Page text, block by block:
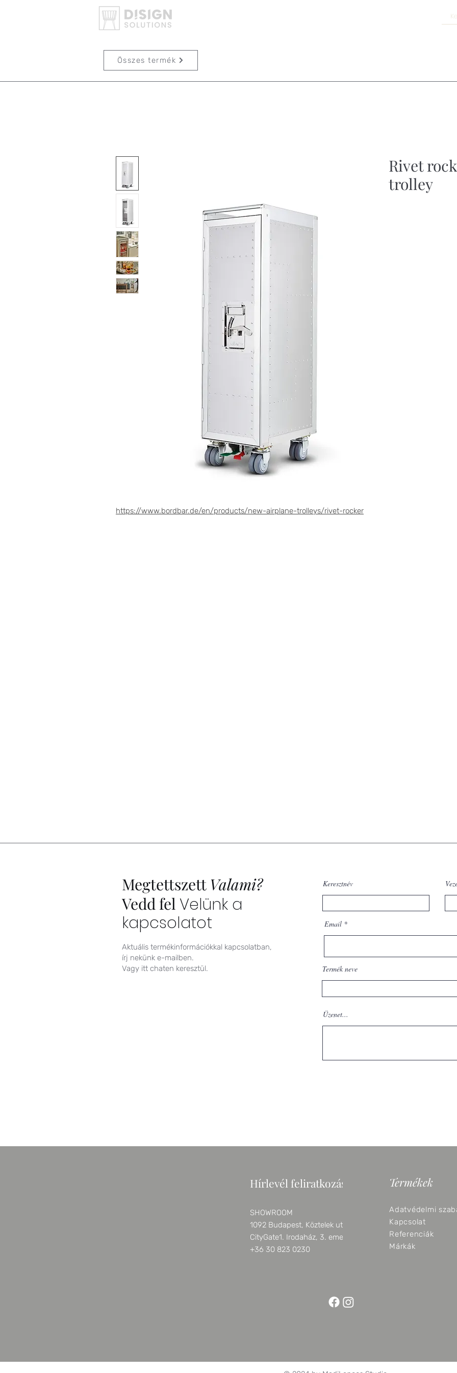
https://www.bordbar.de/en/products/new-airplane-trolleys/rivet-rocker
Rivet
trolley
Összes termék
Megtettszett Valami?
Vedd fel Velünk a
kapcsolatot
Aktuális termékinformációkkal kapcsolatban,
írj nekünk e-mailben.
Vagy itt chaten keresztül.
Keresztnév
Email
Termék neve
Üzenet...
Hírlevél feliratkozás
SHOWROOM
1092 Budapest, Köztelek utca 6.
CityGate1. Irodaház, 3. emelet
+36 30 823 0230
Termékek
Adatvédelmi
Kapcsolat
Referenciák
Márkák